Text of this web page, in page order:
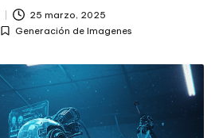
25 marzo, 2025
Posted
Generación de Imagenes